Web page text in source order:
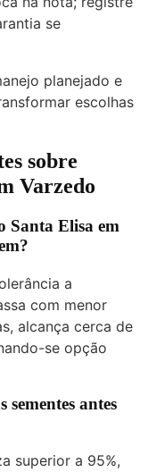
se
planejado e
escolhas
sobre
Varzedo
Santa Elisa em
a
com menor
alcança cerca de
se opção
antes
superior a 95%,